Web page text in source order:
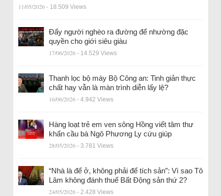
11/05/2026 - 18.509 Views
Đẩy người nghèo ra đường để nhường đặc
quyền cho giới siêu giàu
17/06/2026 - 14.529 Views
Thanh lọc bộ máy Bộ Công an: Tinh giản thực
chất hay vẫn là màn trình diễn lấy lệ?
16/06/2026 - 4.942 Views
Hàng loạt trẻ em ven sông Hồng viết tâm thư
khẩn cầu bà Ngô Phương Ly cứu giúp
28/05/2026 - 3.781 Views
“Nhà là để ở, không phải để tích sản”: Vì sao Tô
Lâm không đánh thuế Bất Động sản thứ 2?
24/05/2026 - 2.428 Views